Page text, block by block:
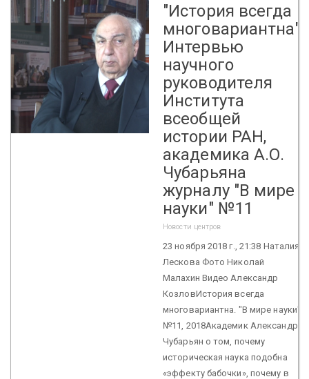
"История всегда
многовариантна".
Интервью
научного
руководителя
Института
всеобщей
истории РАН,
академика А.О.
Чубарьяна
журналу "В мире
науки" №11
Новости центров
23 ноября 2018 г., 21:38 Наталия
Лескова Фото Николай
Малахин Видео Александр
КозловИстория всегда
многовариантна. "В мире науки"
№11, 2018Академик Александр
Чубарьян о том, почему
историческая наука подобна
«эффекту бабочки», почему в